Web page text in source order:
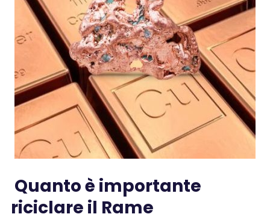
Quanto è importante
riciclare il Rame